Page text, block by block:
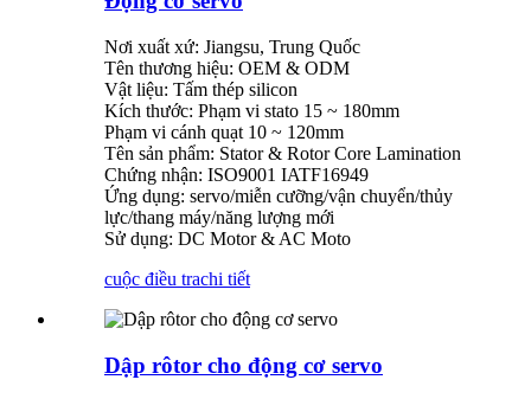
Nơi xuất xứ: Jiangsu, Trung Quốc
Tên thương hiệu: OEM & ODM
Vật liệu: Tấm thép silicon
Kích thước: Phạm vi stato 15 ~ 180mm
Phạm vi cánh quạt 10 ~ 120mm
Tên sản phẩm: Stator & Rotor Core Lamination
Chứng nhận: ISO9001 IATF16949
Ứng dụng: servo/miễn cưỡng/vận chuyển/thủy
lực/thang máy/năng lượng mới
Sử dụng: DC Motor & AC Moto
cuộc điều trachi tiết
Dập rôtor cho động cơ servo